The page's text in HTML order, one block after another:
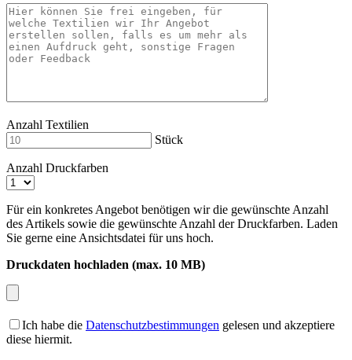
Anzahl Textilien
Stück
Anzahl Druckfarben
Für ein konkretes Angebot benötigen wir die gewünschte Anzahl
des Artikels sowie die gewünschte Anzahl der Druckfarben. Laden
Sie gerne eine Ansichtsdatei für uns hoch.
Druckdaten hochladen (max. 10 MB)
Ich habe die Datenschutzbestimmungen gelesen und akzeptiere
diese hiermit.